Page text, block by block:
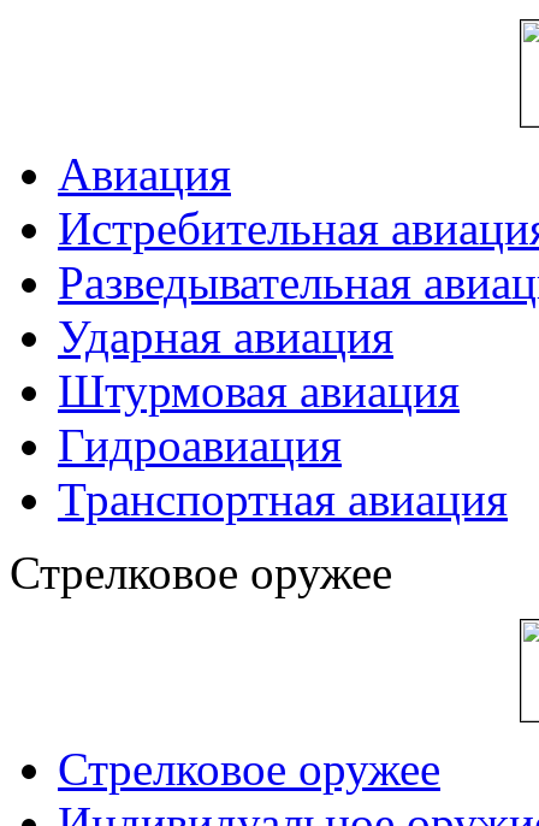
Авиация
Истребительная
Разведывательная
Ударная авиация
Штурмовая авиация
Гидроавиация
Транспортная авиация
Стрелковое оружее
Стрелковое оружее